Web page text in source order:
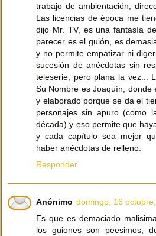
trabajo de ambientación,
Las licencias de época me
dijo Mr. TV, es una fantasía
parecer es el guión, es
y no permite empatizar ni
sucesión de anécdotas sin
teleserie, pero plana la vez...
Su Nombre es Joaquín, donde
y elaborado porque se da el
personajes sin apuro (como
década) y eso permite que
y cada capítulo sea mejor
haber anécdotas de relleno.
Responder
Anónimo domingo, 16 octubre,
Es que es demaciado
los guiones son peesimos,